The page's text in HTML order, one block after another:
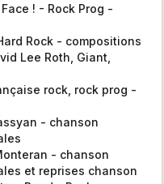
! - Rock Prog -
Rock - compositions
Lee Roth, Giant,
rock, rock prog -
- chanson
- chanson
et reprises chanson